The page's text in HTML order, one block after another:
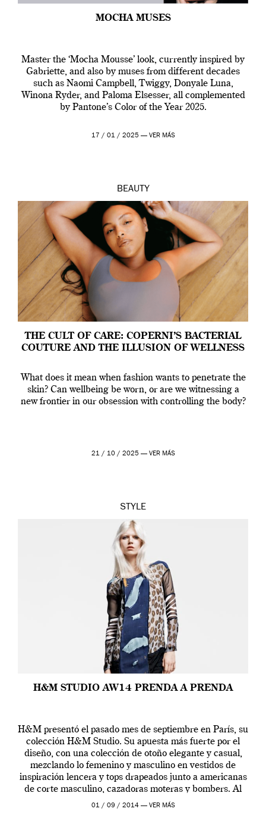
MOCHA MUSES
Master the ‘Mocha Mousse’ look, currently inspired by
Gabriette, and also by muses from different decades
such as Naomi Campbell, Twiggy, Donyale Luna,
Winona Ryder, and Paloma Elsesser, all complemented
by Pantone’s Color of the Year 2025.
17 / 01 / 2025 — VER MÁS
BEAUTY
THE CULT OF CARE: COPERNI’S BACTERIAL
COUTURE AND THE ILLUSION OF WELLNESS
What does it mean when fashion wants to penetrate the
skin? Can wellbeing be worn, or are we witnessing a
new frontier in our obsession with controlling the body?
21 / 10 / 2025 — VER MÁS
STYLE
H&M STUDIO AW14 PRENDA A PRENDA
H&M presentó el pasado mes de septiembre en París, su
colección H&M Studio. Su apuesta más fuerte por el
diseño, con una colección de otoño elegante y casual,
mezclando lo femenino y masculino en vestidos de
inspiración lencera y tops drapeados junto a americanas
de corte masculino, cazadoras moteras y bombers. Al
frente de la […]
01 / 09 / 2014 — VER MÁS